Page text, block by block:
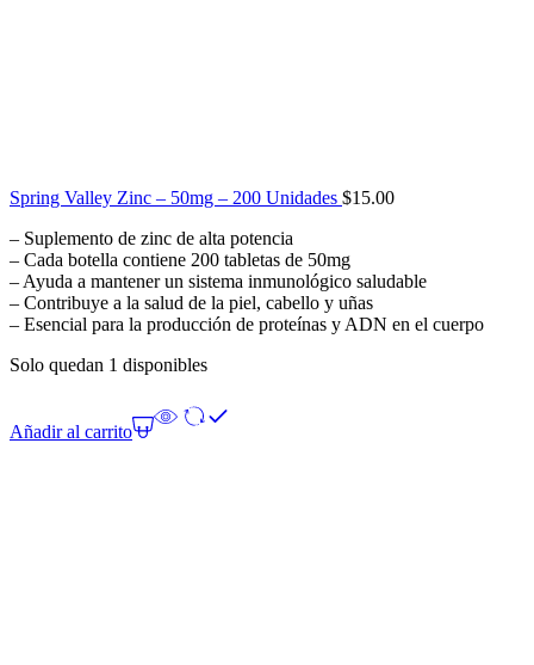
Spring Valley Zinc – 50mg – 200 Unidades $15.00
– Suplemento de zinc de alta potencia
– Cada botella contiene 200 tabletas de 50mg
– Ayuda a mantener un sistema inmunológico saludable
– Contribuye a la salud de la piel, cabello y uñas
– Esencial para la producción de proteínas y ADN en el cuerpo
Solo quedan 1 disponibles
Añadir al carrito